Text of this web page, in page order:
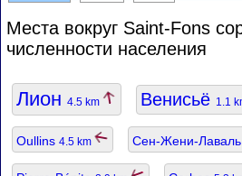
Места вокруг Saint-Fons
численности населения
Лион 4.5 km Венисьё 1.1
Oullins 4.5 km Сен-Жени-Лаваль